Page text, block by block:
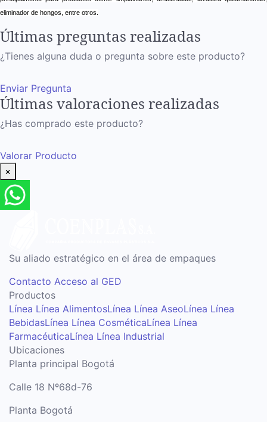
eliminador de hongos, entre otros.
Últimas preguntas realizadas
¿Tienes alguna duda o pregunta sobre este producto?
Enviar Pregunta
Últimas valoraciones realizadas
¿Has comprado este producto?
Valorar Producto
×
Su aliado estratégico en el área de empaques
Contacto Acceso al GED
Productos
Línea Línea AlimentosLínea Línea AseoLínea Línea
BebidasLínea Línea CosméticaLínea Línea
FarmacéuticaLínea Línea Industrial
Ubicaciones
Planta principal Bogotá
Calle 18 Nº68d-76
Planta Bogotá